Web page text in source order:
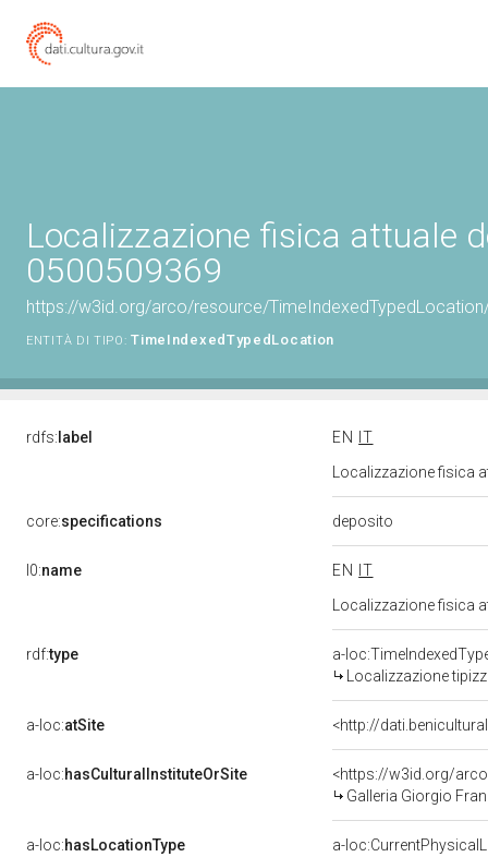
Localizzazione fisica attuale
0500509369
https://w3id.org/arco/resource/
ENTITÀ DI TIPO: TimeIndexedTypedLocation
rdfs: label EN
IT
Localizzazione fisica
core:specifications deposito
l0:name EN
IT
Localizzazione fisica
rdf:type
a-
Localizzazione
a-loc:atSite <http://
a-loc:hasCulturalInstituteOrSite
<https://w3id.org/
Galleria Giorgio
a-loc:hasLocationType
a-